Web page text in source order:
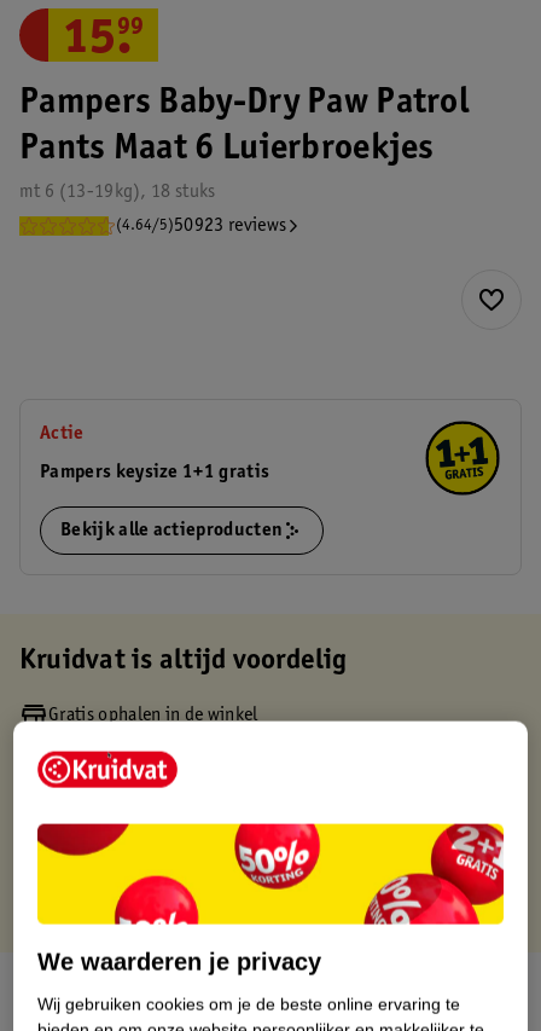
Pampers Baby-Dry Paw Patrol
Pants Maat 6 Luierbroekjes
mt 6 (13-19kg), 18 stuks
(4.64/5)50923 reviews
15.
99
Actie
Pampers keysize 1+1 gratis
Bekijk alle actieproducten
Kruidvat is altijd voordelig
Gratis ophalen in de winkel
Gratis thuisbezorgd vanaf 50.00
Gratis punten met je Kruidvat kaart
Over dit product
We waarderen je privacy
Wij gebruiken cookies om je de beste online ervaring te